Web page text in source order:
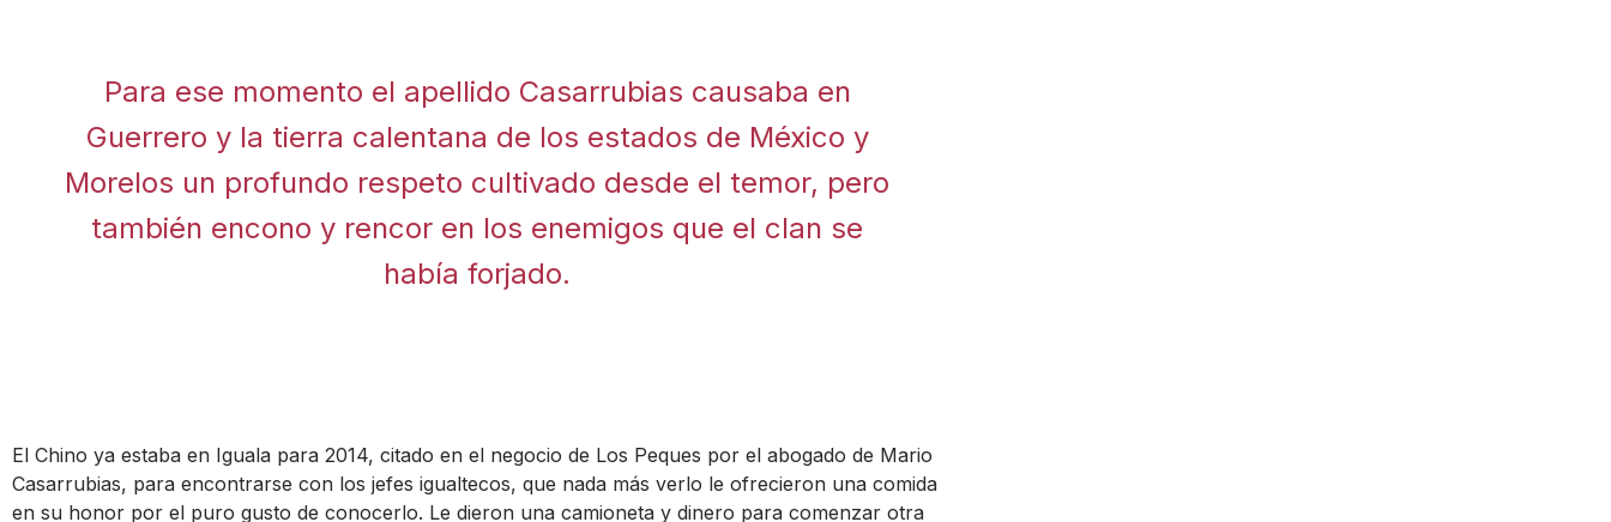
Para ese momento el apellido Casarrubias causaba en
Guerrero y la tierra calentana de los estados de México y
Morelos un profundo respeto cultivado desde el temor, pero
también encono y rencor en los enemigos que el clan se
había forjado.
El Chino ya estaba en Iguala para 2014, citado en el negocio de Los Peques por el abogado de Mario
Casarrubias, para encontrarse con los jefes igualtecos, que nada más verlo le ofrecieron una comida
en su honor por el puro gusto de conocerlo. Le dieron una camioneta y dinero para comenzar otra